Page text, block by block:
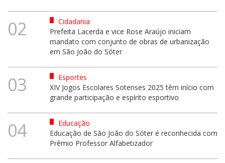
02
Cidadania
Prefeita Lacerda e vice Rose Araújo iniciam
mandato com conjunto de obras de urbanização
em São João do Sóter
03
Esportes
XIV Jogos Escolares Sotenses 2025 têm início com
grande participação e espírito esportivo
04
Educação
Educação de São João do Sóter é reconhecida com
Prêmio Professor Alfabetizador